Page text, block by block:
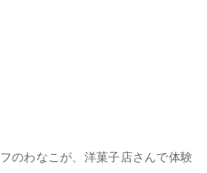
のわなこが、洋菓子店さんで体験